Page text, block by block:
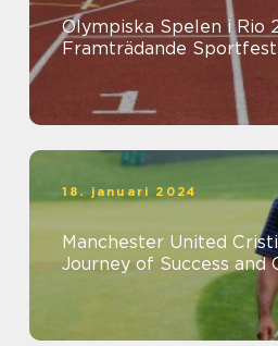
Olympiska Spelen i Rio
Framträdande
18. januari 2024
Manchester United
Journey of Success and